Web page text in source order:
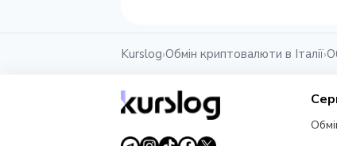
Kurslog›Обмін криптовалюти в Італії›